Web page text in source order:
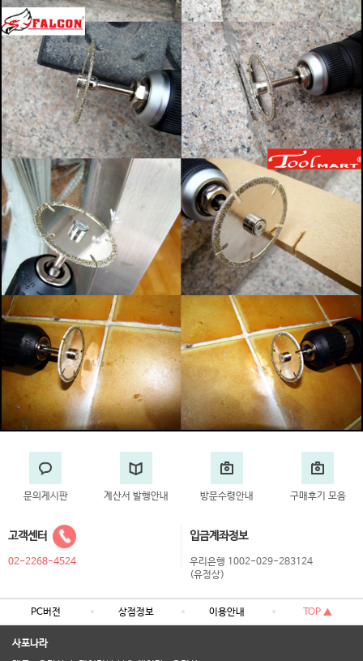
문의게시판 계산서 발행안내 방문수령안내 구매후기 모음
고객센터
02-2268-4524
입금계좌정보
우리은행 1002-029-283124
(유정상)
PC버전 상점정보 이용안내 TOP ▲
사포나라